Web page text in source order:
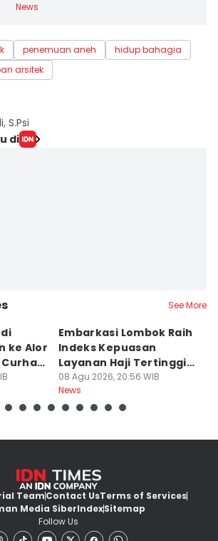
News
penemuan aneh
hidup bahagia
arsitek
S.Psi
di
See More
ke Alor
Curhat
Embarkasi Lombok Raih
Indeks Kepuasan
Layanan Haji Tertinggi
Nasional
08 Agu 2026, 20:56 WIB
News
TeamContact UsTerms of Services
Media SiberIndexSitemap
Follow Us